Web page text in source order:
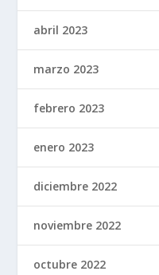
abril 2023
marzo 2023
febrero 2023
enero 2023
diciembre 2022
noviembre 2022
octubre 2022